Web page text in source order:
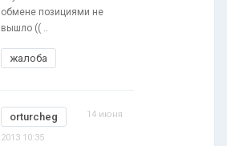
обмене позициями не
вышло (( ..
жалоба
orturcheg 14 июня
2013 10:35